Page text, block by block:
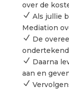
over de
N Als jullie
Mediation
N De
N Daarna
aan en
N